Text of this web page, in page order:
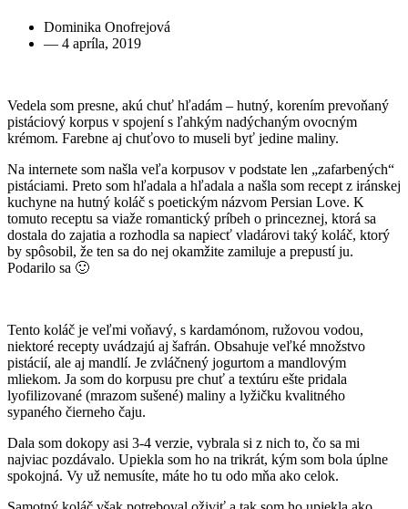
Dominika Onofrejová
— 4 apríla, 2019
Vedela som presne, akú chuť hľadám – hutný, korením prevoňaný
pistáciový korpus v spojení s ľahkým nadýchaným ovocným
krémom. Farebne aj chuťovo to museli byť jedine maliny.
Na internete som našla veľa korpusov v podstate len „zafarbených“
pistáciami. Preto som hľadala a hľadala a našla som recept z iránskej
kuchyne na hutný koláč s poetickým názvom Persian Love. K
tomuto receptu sa viaže romantický príbeh o princeznej, ktorá sa
dostala do zajatia a rozhodla sa napiecť vladárovi taký koláč, ktorý
by spôsobil, že ten sa do nej okamžite zamiluje a prepustí ju.
Podarilo sa 🙂
Tento koláč je veľmi voňavý, s kardamónom, ružovou vodou,
niektoré recepty uvádzajú aj šafrán. Obsahuje veľké množstvo
pistácií, ale aj mandlí. Je zvláčnený jogurtom a mandlovým
mliekom. Ja som do korpusu pre chuť a textúru ešte pridala
lyofilizované (mrazom sušené) maliny a lyžičku kvalitného
sypaného čierneho čaju.
Dala som dokopy asi 3-4 verzie, vybrala si z nich to, čo sa mi
najviac pozdávalo. Upiekla som ho na trikrát, kým som bola úplne
spokojná. Vy už nemusíte, máte ho tu odo mňa ako celok.